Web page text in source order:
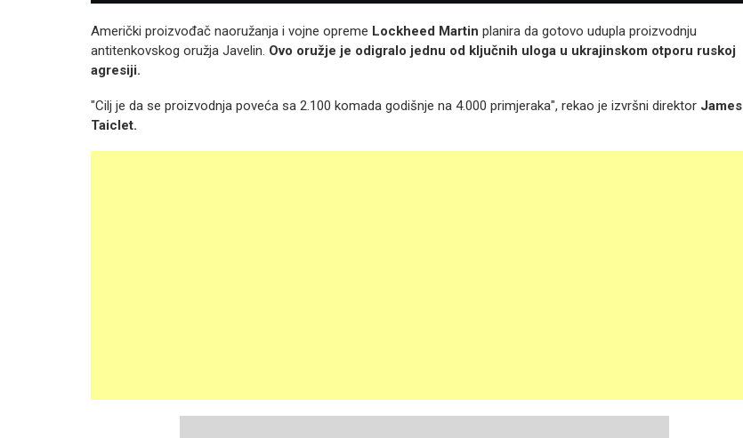
Američki proizvođač naoružanja i vojne opreme Lockheed Martin planira da gotovo udupla proizvodnju
antitenkovskog oružja Javelin. Ovo oružje je odigralo jednu od ključnih uloga u ukrajinskom otporu ruskoj
agresiji.
"Cilj je da se proizvodnja poveća sa 2.100 komada godišnje na 4.000 primjeraka", rekao je izvršni direktor James
Taiclet.